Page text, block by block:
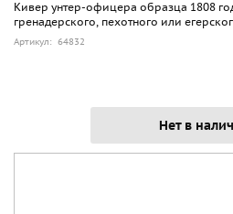
Кивер унтер-офицера образца 1808
гренадерского, пехотного или
Артикул: 64832
Нет в